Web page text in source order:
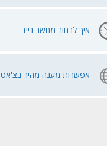
איך לבחור מחשב נייד
אפשרות מענה מהיר בצ'אט